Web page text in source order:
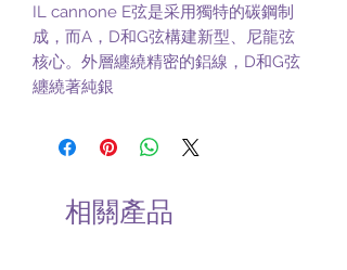
IL cannone E弦是采用獨特的碳鋼制
成，而A，D和G弦構建新型、尼龍弦
核心。外層纏繞精密的鋁線，D和G弦
纏繞著純銀
相關產品